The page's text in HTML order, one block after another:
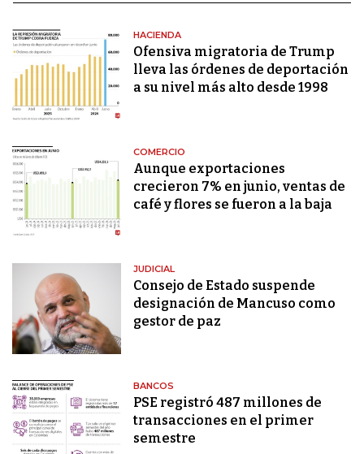
HACIENDA
Ofensiva migratoria de Trump
lleva las órdenes de deportación
a su nivel más alto desde 1998
COMERCIO
Aunque exportaciones
crecieron 7% en junio, ventas de
café y flores se fueron a la baja
JUDICIAL
Consejo de Estado suspende
designación de Mancuso como
gestor de paz
BANCOS
PSE registró 487 millones de
transacciones en el primer
semestre